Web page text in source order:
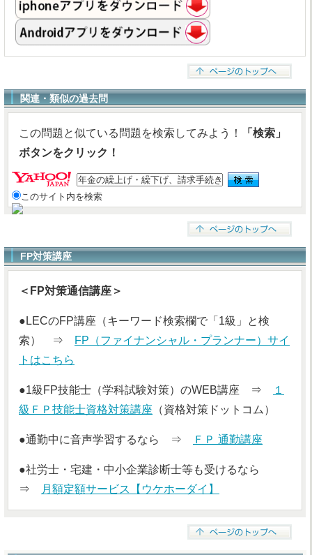
関連・類似の過去問
この問題と似ている問題を検索してみよう！
「検索」
ボタンをクリック！
このサイト内を検索
FP対策講座
＜FP対策通信講座＞
●LECのFP講座（キーワード検索欄で「1級」と検
索） ⇒
FP（ファイナンシャル・プランナー）サイ
トはこちら
●1級FP技能士（学科試験対策）のWEB講座 ⇒
１
級ＦＰ技能士資格対策講座 （資格対策ドットコム）
●通勤中に音声学習するなら ⇒ ＦＰ 通勤講座
●社労士・宅建・中小企業診断士等も受けるなら
⇒
月額定額サービス【ウケホーダイ】